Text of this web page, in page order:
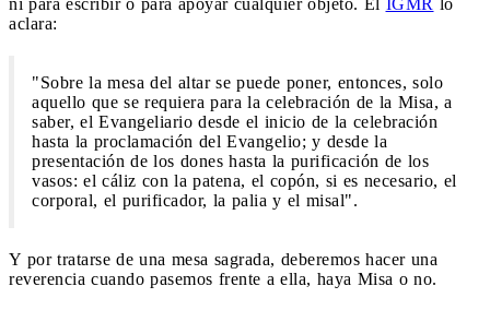
aclara:
"Sobre la mesa del altar se puede poner, entonces, solo
aquello que se requiera para la celebración de la Misa, a
saber, el Evangeliario desde el inicio de la celebración
hasta la proclamación del Evangelio; y desde la
presentación de los dones hasta la purificación de los
vasos: el cáliz con la patena, el copón, si es necesario, el
corporal, el purificador, la palia y el misal".
Y por tratarse de una mesa sagrada, deberemos hacer una
reverencia cuando pasemos frente a ella, haya Misa o no.